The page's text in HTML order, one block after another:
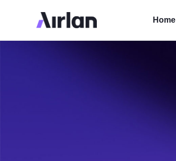
Home